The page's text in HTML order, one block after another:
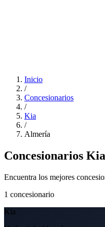
Inicio
/
Concesionarios
/
Kia
/
Almería
Concesionarios
Encuentra los mejores
1 concesionario
Kia